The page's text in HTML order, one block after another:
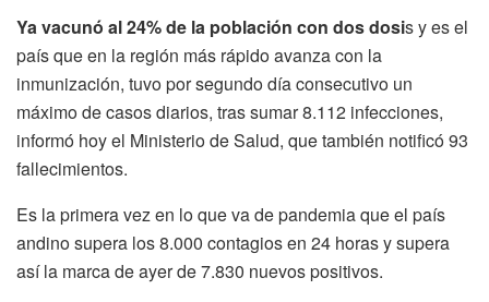
Ya vacunó al 24% de la población con dos dosis y es el
país que en la región más rápido avanza con la
inmunización, tuvo por segundo día consecutivo un
máximo de casos diarios, tras sumar 8.112 infecciones,
informó hoy el Ministerio de Salud, que también notificó 93
fallecimientos.
Es la primera vez en lo que va de pandemia que el país
andino supera los 8.000 contagios en 24 horas y supera
así la marca de ayer de 7.830 nuevos positivos.